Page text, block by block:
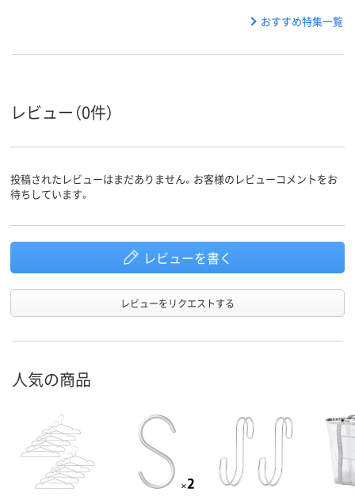
おすすめ特集一覧
レビュー（0件）
投稿されたレビューはまだありません。お客様のレビューコメントをお
待ちしています。
レビューを書く
レビューをリクエストする
人気の商品